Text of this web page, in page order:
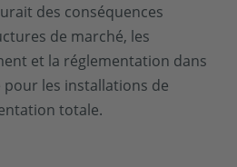
des conséquences
de marché, les
et la réglementation dans
les installations de
totale.